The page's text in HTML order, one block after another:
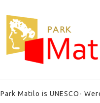
Park Matilo is UNESCO-